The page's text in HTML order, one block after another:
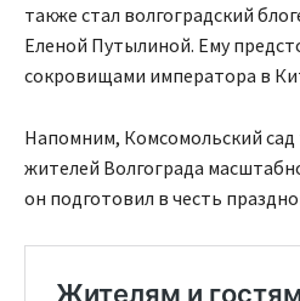
также стал волгоградский
Еленой Путылиной. Ему
сокровищами императора в
Напомним, Комсомольский
жителей Волгограда
он подготовил в честь